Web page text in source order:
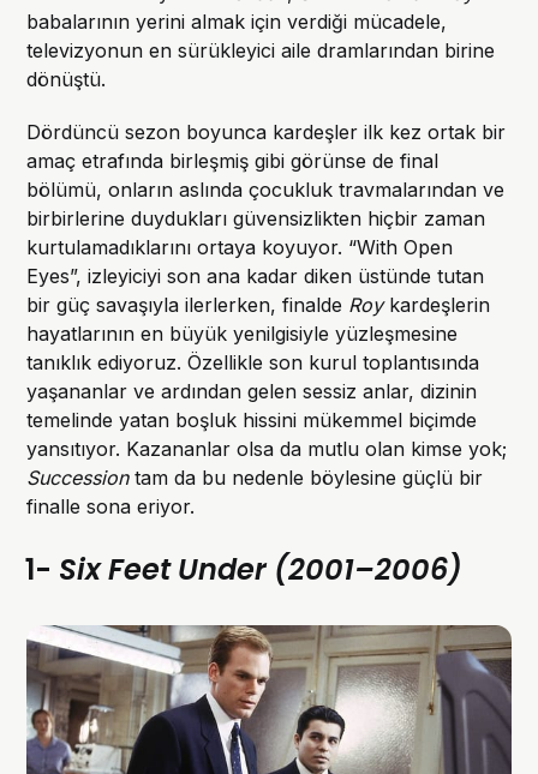
babalarının yerini almak için verdiği mücadele,
televizyonun en sürükleyici aile dramlarından birine
dönüştü.
Dördüncü sezon boyunca kardeşler ilk kez ortak bir
amaç etrafında birleşmiş gibi görünse de final
bölümü, onların aslında çocukluk travmalarından ve
birbirlerine duydukları güvensizlikten hiçbir zaman
kurtulamadıklarını ortaya koyuyor. “With Open
Eyes”, izleyiciyi son ana kadar diken üstünde tutan
bir güç savaşıyla ilerlerken, finalde Roy kardeşlerin
hayatlarının en büyük yenilgisiyle yüzleşmesine
tanıklık ediyoruz. Özellikle son kurul toplantısında
yaşananlar ve ardından gelen sessiz anlar, dizinin
temelinde yatan boşluk hissini mükemmel biçimde
yansıtıyor. Kazananlar olsa da mutlu olan kimse yok;
Successiontam da bu nedenle böylesine güçlü bir
finalle sona eriyor.
1- Six Feet Under (2001–2006)